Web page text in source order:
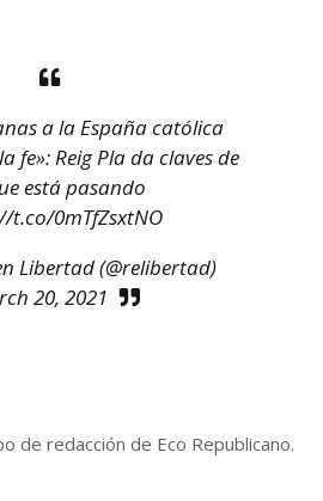
a la España católica
fe»: Reig Pla da claves de
está pasando
t.co/0mTfZsxtNO
Libertad (@relibertad)
20, 2021
de redacción de Eco Republicano.